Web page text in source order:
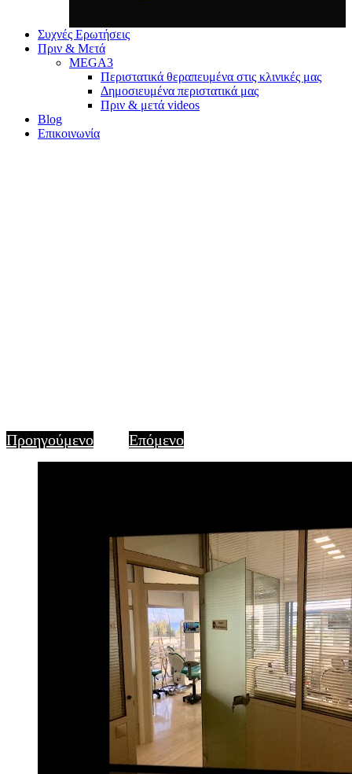
Συχνές Ερωτήσεις
Πριν & Μετά
MEGA3
Περιστατικά θεραπευμένα στις κλινικές μας
Δημοσιευμένα περιστατικά μας
Πριν & μετά videos
Blog
Επικοινωνία
Προηγούμενο Επόμενο